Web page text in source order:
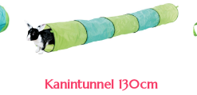
Kanintunnel 130cm